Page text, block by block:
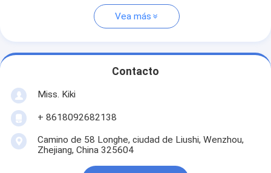
Vea más
Contacto
Miss. Kiki
+ 8618092682138
Camino de 58 Longhe, ciudad de Liushi, Wenzhou,
Zhejiang, China 325604